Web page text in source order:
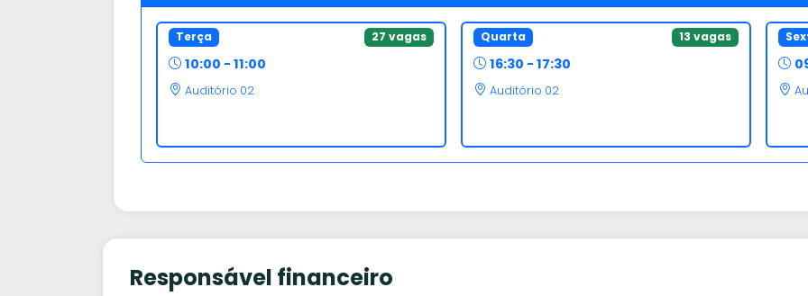
Terça 27 vagas
10:00 - 11:00
Auditório 02
Quarta 13 vagas
16:30 - 17:30
Auditório 02
Responsável financeiro